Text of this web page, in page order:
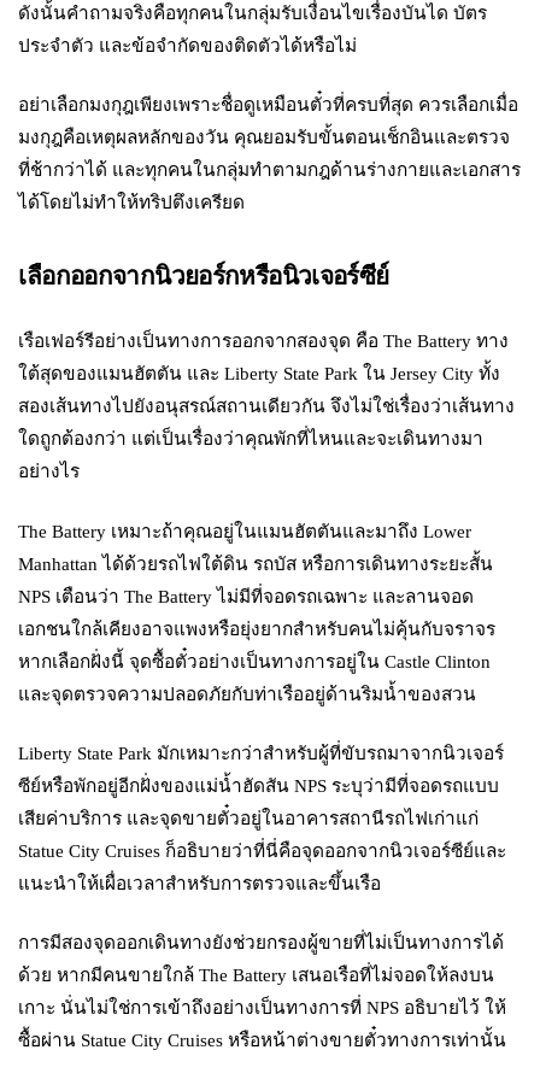
ดังนั้นคำถามจริงคือทุกคนในกลุ่มรับเงื่อนไขเรื่องบันได บัตร
ประจำตัว และข้อจำกัดของติดตัวได้หรือไม่
อย่าเลือกมงกุฎเพียงเพราะชื่อดูเหมือนตั๋วที่ครบที่สุด ควรเลือกเมื่อ
มงกุฎคือเหตุผลหลักของวัน คุณยอมรับขั้นตอนเช็กอินและตรวจ
ที่ช้ากว่าได้ และทุกคนในกลุ่มทำตามกฎด้านร่างกายและเอกสาร
ได้โดยไม่ทำให้ทริปตึงเครียด
เลือกออกจากนิวยอร์กหรือนิวเจอร์ซีย์
เรือเฟอร์รีอย่างเป็นทางการออกจากสองจุด คือ The Battery ทาง
ใต้สุดของแมนฮัตตัน และ Liberty State Park ใน Jersey City ทั้ง
สองเส้นทางไปยังอนุสรณ์สถานเดียวกัน จึงไม่ใช่เรื่องว่าเส้นทาง
ใดถูกต้องกว่า แต่เป็นเรื่องว่าคุณพักที่ไหนและจะเดินทางมา
อย่างไร
The Battery เหมาะถ้าคุณอยู่ในแมนฮัตตันและมาถึง Lower
Manhattan ได้ด้วยรถไฟใต้ดิน รถบัส หรือการเดินทางระยะสั้น
NPS เตือนว่า The Battery ไม่มีที่จอดรถเฉพาะ และลานจอด
เอกชนใกล้เคียงอาจแพงหรือยุ่งยากสำหรับคนไม่คุ้นกับจราจร
หากเลือกฝั่งนี้ จุดซื้อตั๋วอย่างเป็นทางการอยู่ใน Castle Clinton
และจุดตรวจความปลอดภัยกับท่าเรืออยู่ด้านริมน้ำของสวน
Liberty State Park มักเหมาะกว่าสำหรับผู้ที่ขับรถมาจากนิวเจอร์
ซีย์หรือพักอยู่อีกฝั่งของแม่น้ำฮัดสัน NPS ระบุว่ามีที่จอดรถแบบ
เสียค่าบริการ และจุดขายตั๋วอยู่ในอาคารสถานีรถไฟเก่าแก่
Statue City Cruises ก็อธิบายว่าที่นี่คือจุดออกจากนิวเจอร์ซีย์และ
แนะนำให้เผื่อเวลาสำหรับการตรวจและขึ้นเรือ
การมีสองจุดออกเดินทางยังช่วยกรองผู้ขายที่ไม่เป็นทางการได้
ด้วย หากมีคนขายใกล้ The Battery เสนอเรือที่ไม่จอดให้ลงบน
เกาะ นั่นไม่ใช่การเข้าถึงอย่างเป็นทางการที่ NPS อธิบายไว้ ให้
ซื้อผ่าน Statue City Cruises หรือหน้าต่างขายตั๋วทางการเท่านั้น